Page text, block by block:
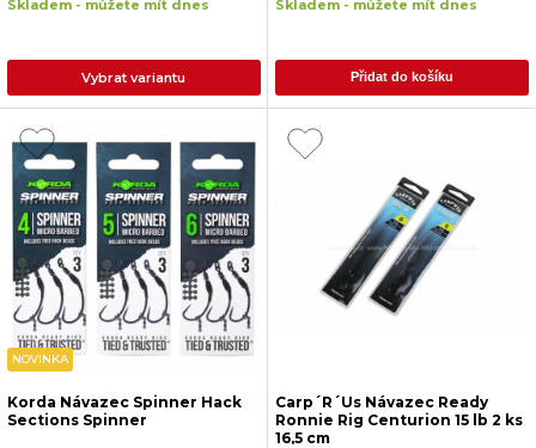
Skladem - můžete mít dnes
Vybrat variantu
Skladem - můžete mít dnes
Přidat do košíku
NOVINKA
Korda Návazec Spinner Hack
Sections Spinner
Carp´R´Us Návazec Ready
Ronnie Rig Centurion 15 lb 2 ks
16,5 cm